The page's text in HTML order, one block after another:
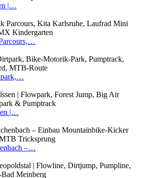
|…
|…
–…